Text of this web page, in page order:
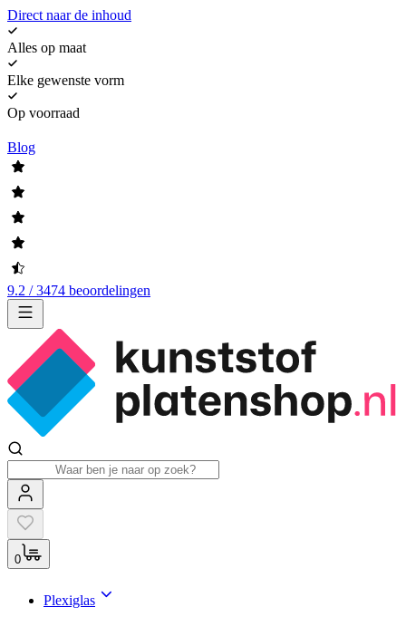
Direct naar de inhoud
Alles op maat
Elke gewenste vorm
Op voorraad
Blog
9.2 / 3474 beoordelingen
0
Plexiglas